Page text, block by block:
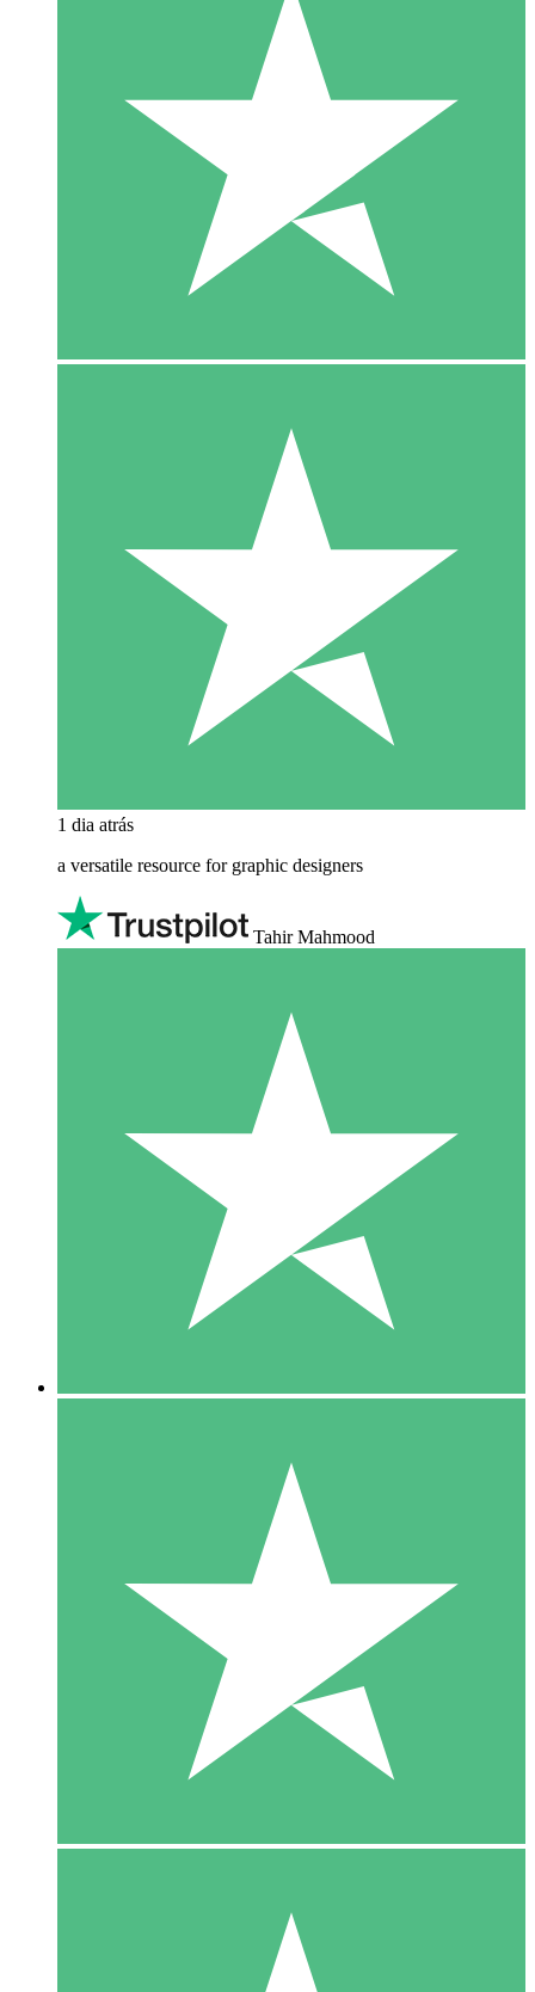
1 dia atrás
a versatile resource for graphic designers
Tahir Mahmood